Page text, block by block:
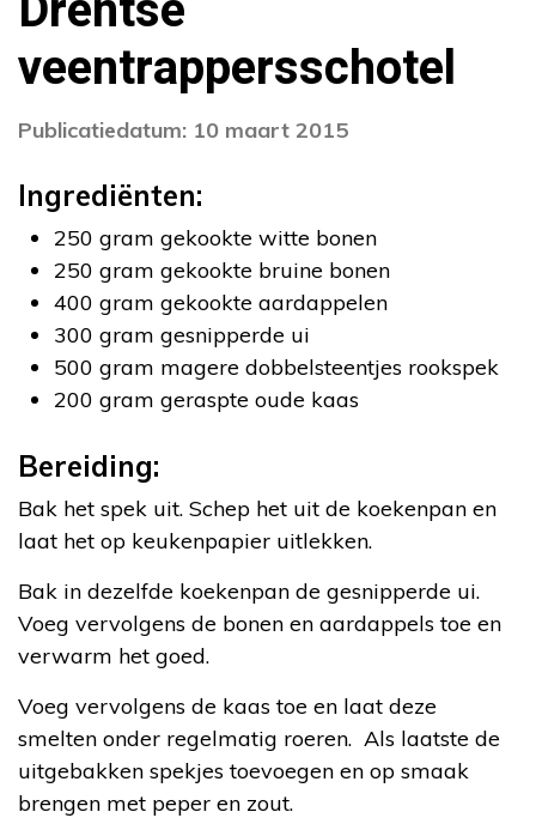
veentrappersschotel
Publicatiedatum: 10 maart 2015
Ingrediënten:
250 gram gekookte witte bonen
250 gram gekookte bruine bonen
400 gram gekookte aardappelen
300 gram gesnipperde ui
500 gram magere dobbelsteentjes rookspek
200 gram geraspte oude kaas
Bereiding:
Bak het spek uit. Schep het uit de koekenpan en
laat het op keukenpapier uitlekken.
Bak in dezelfde koekenpan de gesnipperde ui.
Voeg vervolgens de bonen en aardappels toe en
verwarm het goed.
Voeg vervolgens de kaas toe en laat deze
smelten onder regelmatig roeren. Als laatste de
uitgebakken spekjes toevoegen en op smaak
brengen met peper en zout.